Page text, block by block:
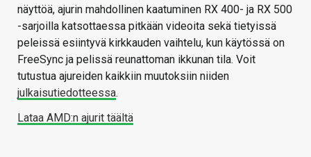
näyttöä, ajurin mahdollinen kaatuminen RX 400- ja RX 500
-sarjoilla katsottaessa pitkään videoita sekä tietyissä
peleissä esiintyvä kirkkauden vaihtelu, kun käytössä on
FreeSync ja pelissä reunattoman ikkunan tila. Voit
tutustua ajureiden kaikkiin muutoksiin niiden
julkaisutiedotteessa.
Lataa AMD:n ajurit täältä